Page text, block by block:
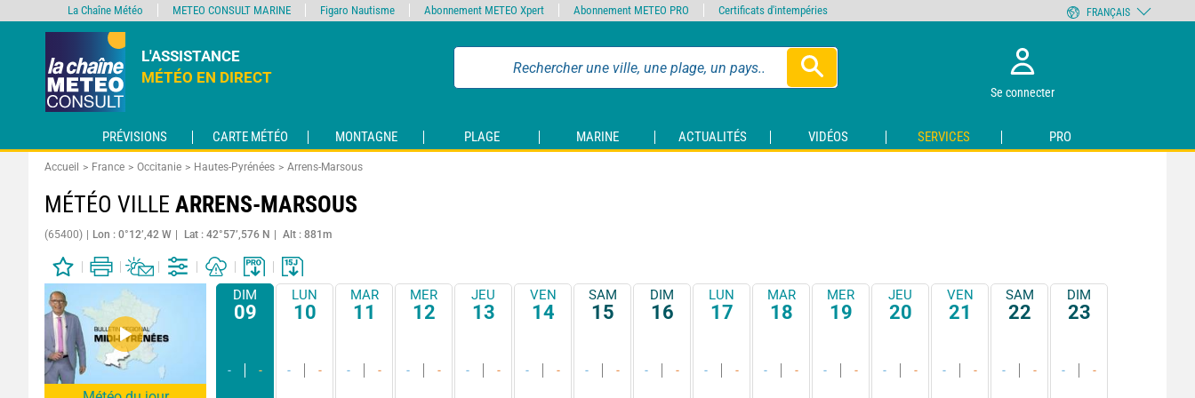
L'ASSISTANCE
MÉTÉO EN DIRECT
Se connecter
PRÉVISIONS CARTE MÉTÉO MONTAGNE PLAGE MARINE ACTUALITÉS VIDÉOS SERVICES PRO
Accueil France Occitanie Hautes-Pyrénées Arrens-Marsous
MÉTÉO VILLE ARRENS-MARSOUS
(65400) Lon : 0°12’,42 W Lat : 42°57’,576 N Alt : 881m
DIM
09
- -
LUN
10
- -
MAR
11
- -
MER
12
- -
JEU
13
- -
VEN
14
- -
SAM
15
- -
DIM
16
- -
LUN
17
- -
MAR
18
- -
MER
19
- -
JEU
20
- -
VEN
21
- -
SAM
22
- -
DIM
23
- -
La Chaîne Météo METEO CONSULT MARINE Figaro Nautisme Abonnement METEO Xpert Abonnement METEO PRO Certificats d'intempéries FRANÇAIS